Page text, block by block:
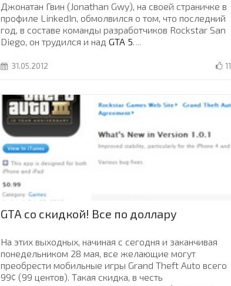
Джонатан Гвин (Jonathan Gwy), на своей страничке в
профиле LinkedIn, обмолвился о том, что последний
год, в составе команды разработчиков Rockstar San
Diego, он трудился и над GTA 5....
11
31.05.2012
GTA со скидкой! Все по доллару
На этих выходных, начиная с сегодня и заканчивая
понедельником 28 мая, все желающие могут
преобрести мобильные игры Grand Theft Auto всего
99¢ (99 центов). Такая скидка, в честь